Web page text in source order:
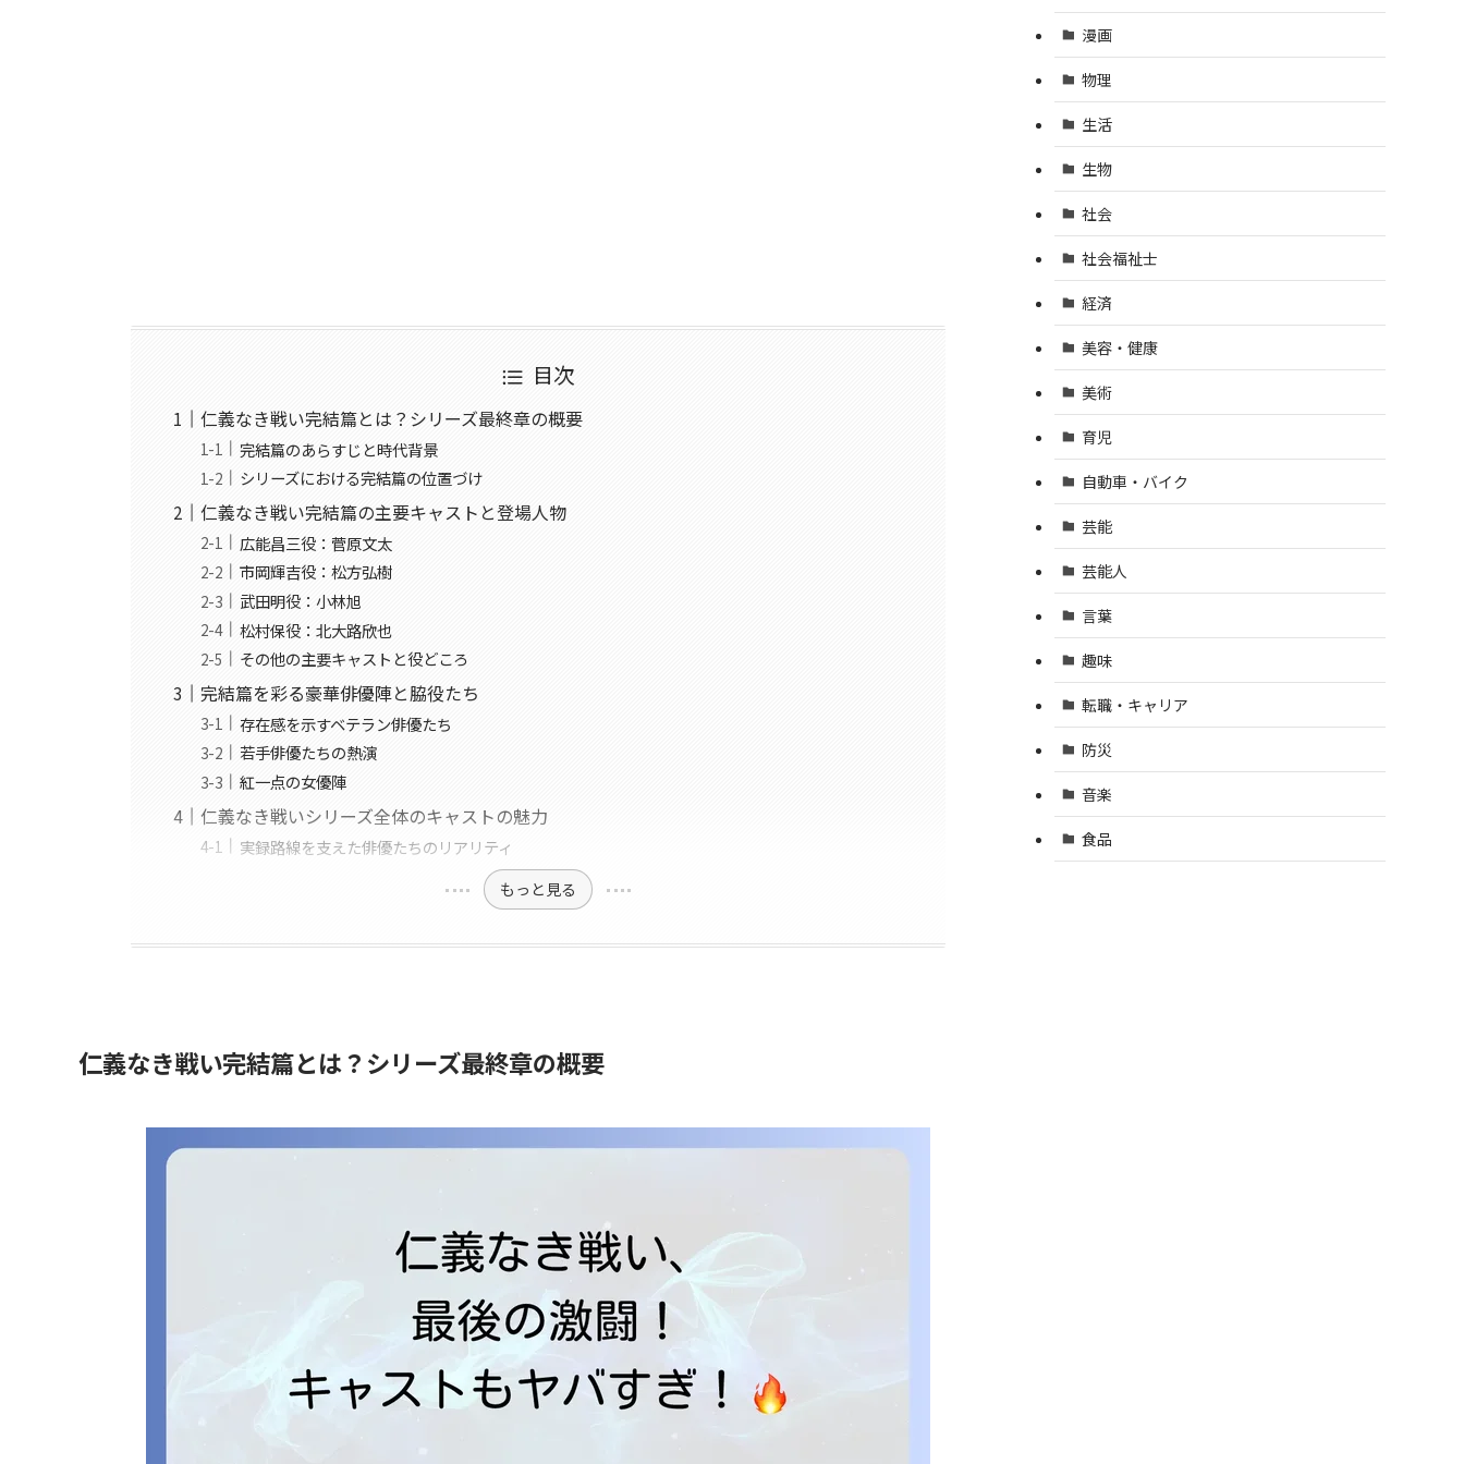
目次
仁義なき戦い完結篇とは？シリーズ最終章の概要
完結篇のあらすじと時代背景
シリーズにおける完結篇の位置づけ
仁義なき戦い完結篇の主要キャストと登場人物
広能昌三役：菅原文太
市岡輝吉役：松方弘樹
武田明役：小林旭
松村保役：北大路欣也
その他の主要キャストと役どころ
完結篇を彩る豪華俳優陣と脇役たち
存在感を示すベテラン俳優たち
若手俳優たちの熱演
紅一点の女優陣
仁義なき戦いシリーズ全体のキャストの魅力
実録路線を支えた俳優たちのリアリティ
もっと見る
仁義なき戦い完結篇とは？シリーズ最終章の概要
漫画
物理
生活
生物
社会
社会福祉士
経済
美容・健康
美術
育児
自動車・バイク
芸能
芸能人
言葉
趣味
転職・キャリア
防災
音楽
食品